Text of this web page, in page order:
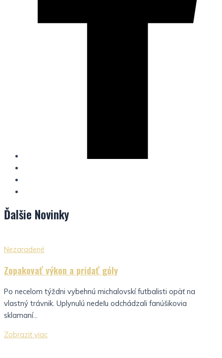
Ďalšie Novinky
Nezaradené
Zopakovať výkon a pridať góly
Po necelom týždni vybehnú michalovskí futbalisti opäť na
vlastný trávnik. Uplynulú nedeľu odchádzali fanúšikovia
sklamaní...
Zobraziť viac